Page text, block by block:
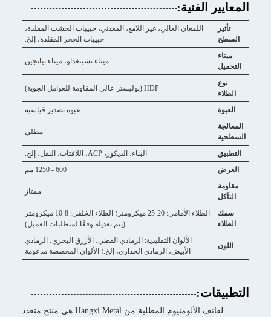
المعايير الفنية:
تأثير
السطح
اللمعان العالي، غير اللامع، المعدني، حبيبات الخشب المقلدة،
حبيبات الحجر المقلدة، إلخ.
ميناء
التحميل
ميناء تشينغداو، ميناء تيانجين
نوع
الطلاء
HDP (بوليستر عالي المقاومة للعوامل الجوية)
العبوة
عبوة تصدير قياسية
المعالجة
السطحية
مطلي
التطبيق
البناء، الديكور، ACP، اللافتات، النقل، إلخ.
العرض
600 - 1250 مم
مقاومة
التآكل
ممتاز
سمك
الطلاء
الطلاء الأمامي: 20-25 ميكرومتر؛ الطلاء الخلفي: 8-10 ميكرومتر
(يتم تعديله وفقًا لمتطلبات العميل)
اللون
الألوان التقليدية: الرمادي الفضي، الأزرق البحري، الرمادي
الأبيض، الرمادي الجداري، إلخ.؛ الألوان المخصصة مدعومة
التطبيقات:
لفائف الألومنيوم المطلية من Hangxi Metal هي منتج متعدد